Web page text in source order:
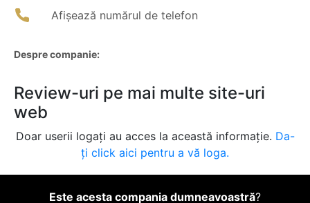
Afișează numărul de telefon
Despre companie:
Review-uri pe mai multe site-uri
web
Doar userii logați au acces la această informație. Da-
ți click aici pentru a vă loga.
Este acesta compania dumneavoastră?